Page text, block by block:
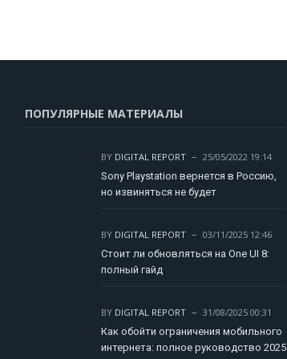
ПОПУЛЯРНЫЕ МАТЕРИАЛЫ
BY DIGITAL REPORT
25/05/2022 19:14
Sony Playstation вернется в Россию,
но извиняться не будет
BY DIGITAL REPORT
03/11/2025 12:46
Стоит ли обновляться на One UI 8:
полный гайд
BY DIGITAL REPORT
31/08/2025 00:31
Как обойти ограничения мобильного
интернета: полное руководство 2025